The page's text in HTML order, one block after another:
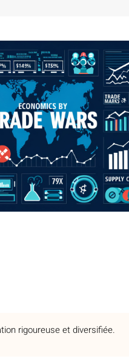
rigoureuse et diversifiée.